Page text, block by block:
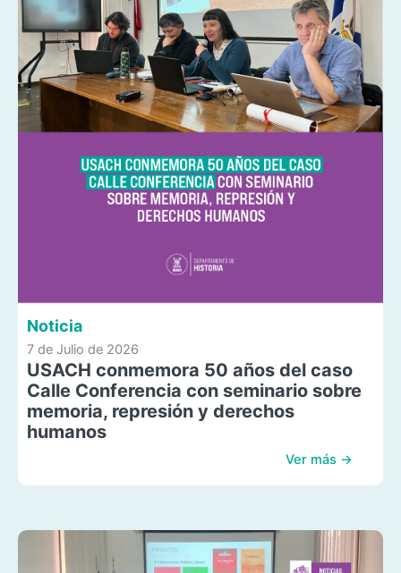
Noticia
7 de Julio de 2026
USACH conmemora 50 años del caso
Calle Conferencia con seminario sobre
memoria, represión y derechos
humanos
Ver más →